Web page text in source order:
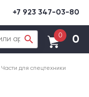
+7 923 347-03-80
0 0
для спецтехники